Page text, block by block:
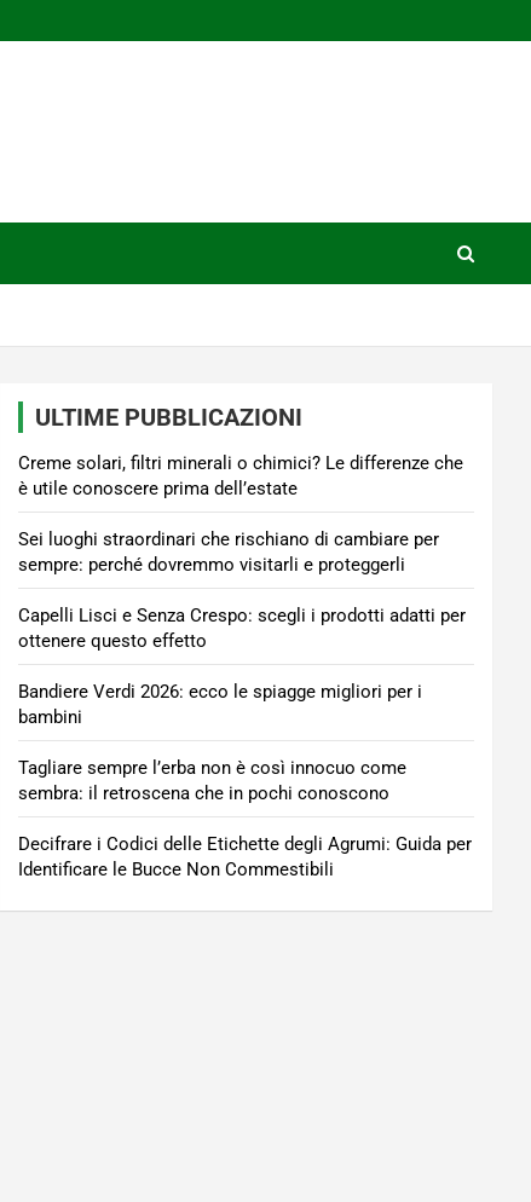
ULTIME PUBBLICAZIONI
Creme solari, filtri minerali o chimici? Le differenze che
è utile conoscere prima dell’estate
Sei luoghi straordinari che rischiano di cambiare per
sempre: perché dovremmo visitarli e proteggerli
Capelli Lisci e Senza Crespo: scegli i prodotti adatti per
ottenere questo effetto
Bandiere Verdi 2026: ecco le spiagge migliori per i
bambini
Tagliare sempre l’erba non è così innocuo come
sembra: il retroscena che in pochi conoscono
Decifrare i Codici delle Etichette degli Agrumi: Guida per
Identificare le Bucce Non Commestibili